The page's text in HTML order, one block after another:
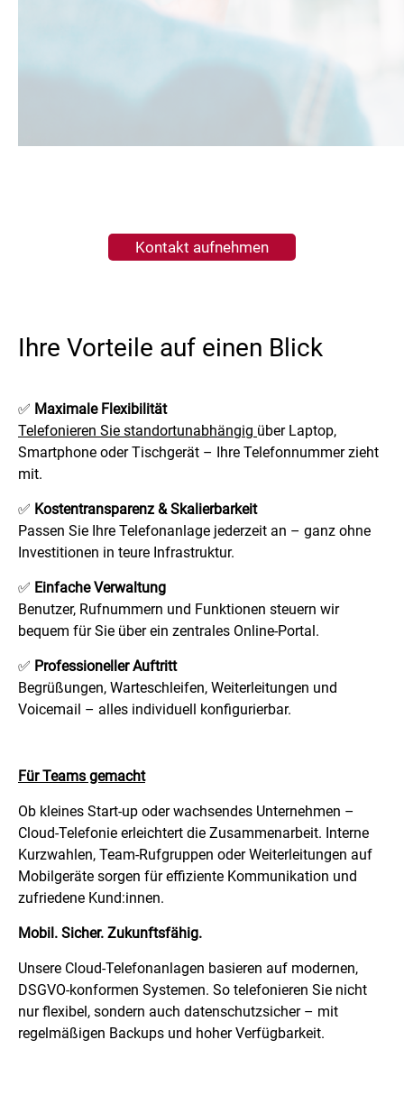
Kontakt aufnehmen
Ihre Vorteile auf einen Blick
✅ Maximale Flexibilität
Telefonieren Sie standortunabhängig über Laptop,
Smartphone oder Tischgerät – Ihre Telefonnummer zieht
mit.
✅ Kostentransparenz & Skalierbarkeit
Passen Sie Ihre Telefonanlage jederzeit an – ganz ohne
Investitionen in teure Infrastruktur.
✅ Einfache Verwaltung
Benutzer, Rufnummern und Funktionen steuern wir
bequem für Sie über ein zentrales Online-Portal.
✅ Professioneller Auftritt
Begrüßungen, Warteschleifen, Weiterleitungen und
Voicemail – alles individuell konfigurierbar.
Für Teams gemacht
Ob kleines Start-up oder wachsendes Unternehmen –
Cloud-Telefonie erleichtert die Zusammenarbeit. Interne
Kurzwahlen, Team-Rufgruppen oder Weiterleitungen auf
Mobilgeräte sorgen für effiziente Kommunikation und
zufriedene Kund:innen.
Mobil. Sicher. Zukunftsfähig.
Unsere Cloud-Telefonanlagen basieren auf modernen,
DSGVO-konformen Systemen. So telefonieren Sie nicht
nur flexibel, sondern auch datenschutzsicher – mit
regelmäßigen Backups und hoher Verfügbarkeit.